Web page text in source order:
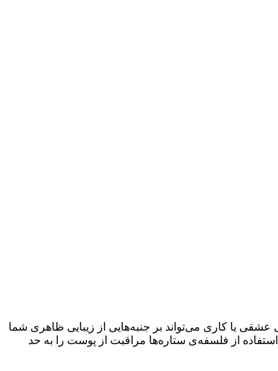
عشقی یا کاری می‌تواند بر جنبه‌هایی از زیبایی ظاهری شما
از فلسفه‌ی ستاره‌ها مراقبت از پوست را به حد